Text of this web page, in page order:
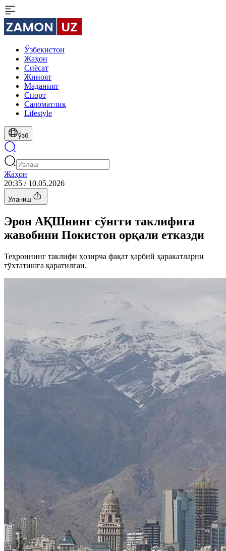
Ўзбекистон
Жаҳон
Сиёсат
Жиноят
Маданият
Спорт
Cаломатлик
Lifestyle
ўзб
Жаҳон
20:35 / 10.05.2026
Уланиш
Эрон АҚШнинг сўнгги таклифига
жавобини Покистон орқали етказди
Теҳроннинг таклифи ҳозирча фақат ҳарбий ҳаракатларни
тўхтатишга қаратилган.